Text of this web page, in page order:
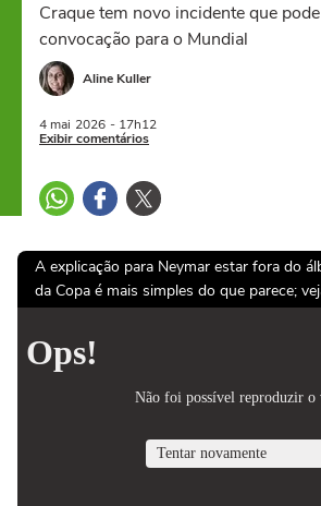
Craque tem novo incidente que
convocação para o Mundial
Aline Kuller
4 mai 2026 - 17h12
Exibir comentários
A explicação para Neymar estar fora do
da Copa é mais simples do que parece;